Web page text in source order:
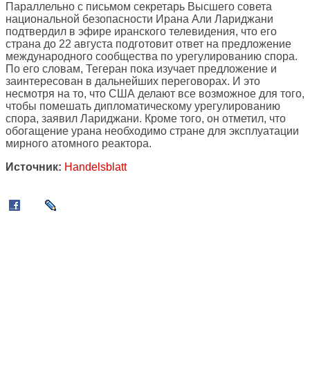
Параллельно с письмом секретарь Высшего совета
национальной безопасности Ирана Али Лариджани
подтвердил в эфире иранского телевидения, что его
страна до 22 августа подготовит ответ на предложение
международного сообщества по урегулированию спора.
По его словам, Тегеран пока изучает предложение и
заинтересован в дальнейших переговорах. И это
несмотря на то, что США делают все возможное для того,
чтобы помешать дипломатическому урегулированию
спора, заявил Лариджани. Кроме того, он отметил, что
обогащение урана необходимо стране для эксплуатации
мирного атомного реактора.
Источник: Handelsblatt